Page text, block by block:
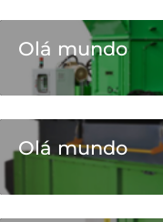
Olá mundo
Olá mundo